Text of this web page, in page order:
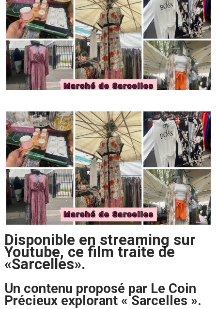
Disponible en streaming sur
Youtube, ce film traite de
«Sarcelles».
Un contenu proposé par Le Coin
Précieux explorant « Sarcelles ».